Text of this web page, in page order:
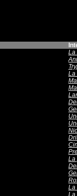
La
La
La
La
La